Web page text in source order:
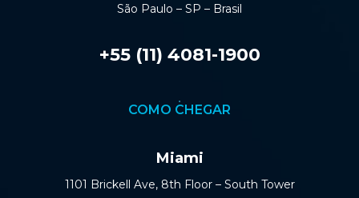
São Paulo – SP – Brasil
+55 (11) 4081-1900
COMO CHEGAR
Miami
1101 Brickell Ave, 8th Floor – South Tower